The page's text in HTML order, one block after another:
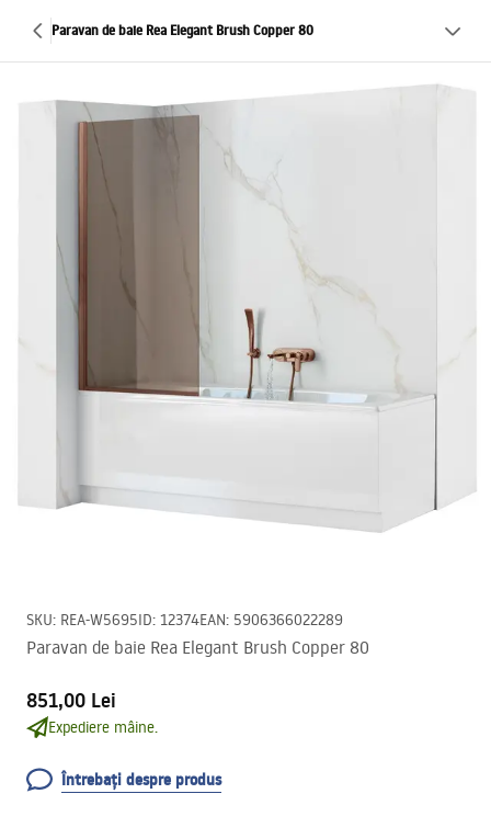
Paravan de baie Rea Elegant Brush Copper 80
SKU: REA-W5695ID: 12374EAN: 5906366022289
Paravan de baie Rea Elegant Brush Copper 80
851,00 Lei
Expediere mâine.
Întrebați despre produs